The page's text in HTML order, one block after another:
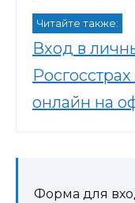
Читайте также:
Вход в
онлайн на
Форма для